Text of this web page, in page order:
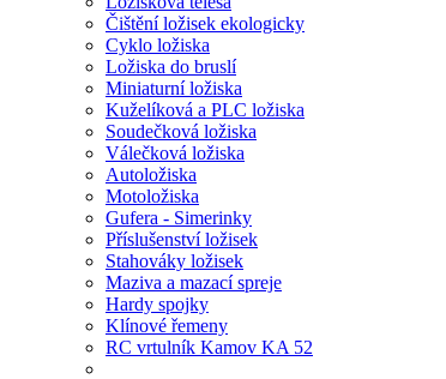
Čištění ložisek ekologicky
Cyklo ložiska
Ložiska do bruslí
Miniaturní ložiska
Kuželíková a PLC ložiska
Soudečková ložiska
Válečková ložiska
Autoložiska
Motoložiska
Gufera - Simerinky
Příslušenství ložisek
Stahováky ložisek
Maziva a mazací spreje
Hardy spojky
Klínové řemeny
RC vrtulník Kamov KA 52